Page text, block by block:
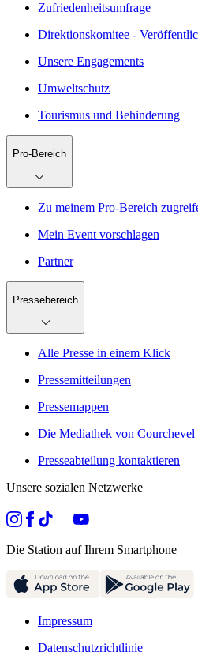
Zufriedenheitsumfrage
Direktionskomitee -
Unsere Engagements
Umweltschutz
Tourismus und Behinderung
Pro-Bereich
Zu meinem Pro-Bereich
Mein Event vorschlagen
Partner
Pressebereich
Alle Presse in einem Klick
Pressemitteilungen
Pressemappen
Die Mediathek von Courchevel
Presseabteilung kontaktieren
Unsere sozialen Netzwerke
Die Station auf Ihrem Smartphone
Impressum
Datenschutzrichtlinie